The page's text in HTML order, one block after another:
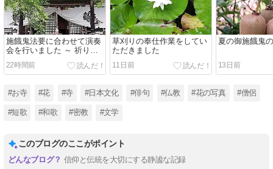
施餓鬼法要に合わせて演奏
会を行いました ～ 祈りの
時間から癒やしと喜びの時
間へ ～
22時間前
草刈りの奉仕作業をしてい
ただきました
11日前
夏の御施餓鬼
13日前
#お寺 #花 #寺 #日本文化 #俳句 #仏教 #花の写真 #僧侶
#短歌 #和歌 #密教 #文学
このブログのここがポイント
信仰と伝統を大切にする静謐な記録